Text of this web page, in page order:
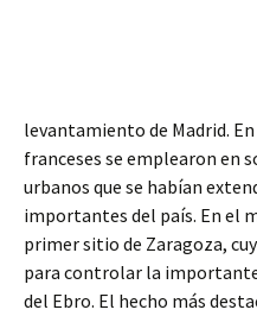
levantamiento de Madrid.
franceses se emplearon en
urbanos que se habían
importantes del país. En el
primer sitio de Zaragoza,
para controlar la
del Ebro. El hecho más